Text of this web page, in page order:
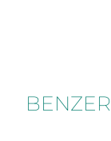
BENZER